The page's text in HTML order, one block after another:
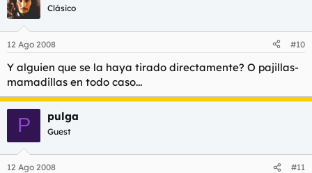
Clásico
12 Ago 2008 #10
Y alguien que se la haya tirado directamente? O pajillas-
mamadillas en todo caso...
P pulga
Guest
12 Ago 2008 #11